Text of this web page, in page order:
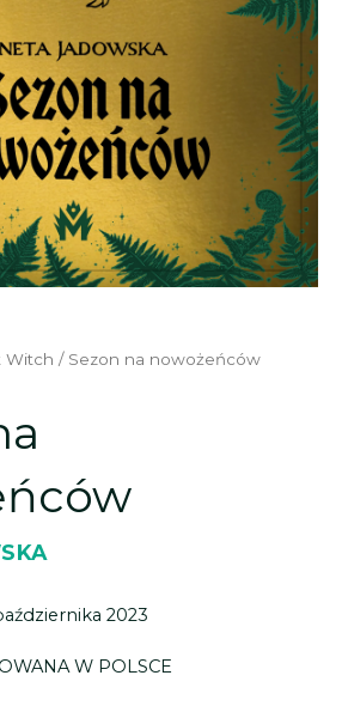
Witch / Sezon na nowożeńców
2023
W POLSCE